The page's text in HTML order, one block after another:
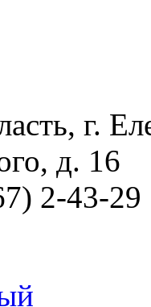
г.
д. 16
2-43-29